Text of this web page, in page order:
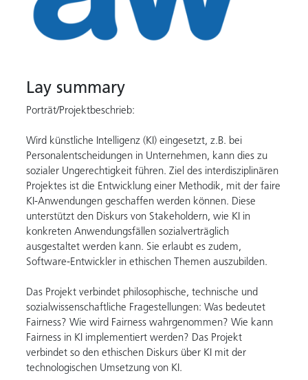
Lay summary
Porträt/Projektbeschrieb:
Wird künstliche Intelligenz (KI) eingesetzt, z.B. bei
Personalentscheidungen in Unternehmen, kann dies zu
sozialer Ungerechtigkeit führen. Ziel des interdisziplinären
Projektes ist die Entwicklung einer Methodik, mit der faire
KI-Anwendungen geschaffen werden können. Diese
unterstützt den Diskurs von Stakeholdern, wie KI in
konkreten Anwendungsfällen sozialverträglich
ausgestaltet werden kann. Sie erlaubt es zudem,
Software-Entwickler in ethischen Themen auszubilden.
Das Projekt verbindet philosophische, technische und
sozialwissenschaftliche Fragestellungen: Was bedeutet
Fairness? Wie wird Fairness wahrgenommen? Wie kann
Fairness in KI implementiert werden? Das Projekt
verbindet so den ethischen Diskurs über KI mit der
technologischen Umsetzung von KI.